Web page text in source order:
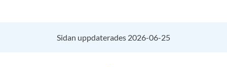
Sidan uppdaterades 2026-06-25